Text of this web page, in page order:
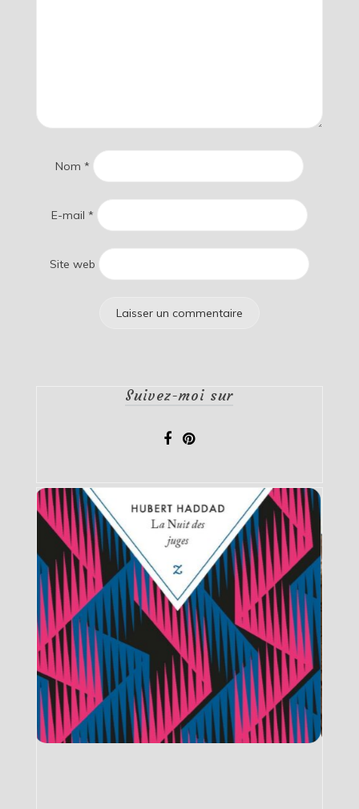
Nom *
E-mail *
Site web
Suivez-moi sur